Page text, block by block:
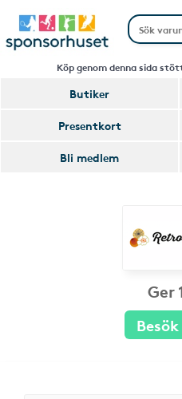
Köp genom denna sida
Butiker
Presentkort
Bli medlem
Ger